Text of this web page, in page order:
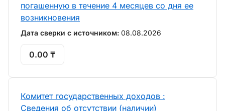
погашенную в течение 4 месяцев со дня ее
возникновения
Дата сверки с источником: 08.08.2026
0.00 ₸
Комитет государственных доходов :
Сведения об отсутствии (наличии)